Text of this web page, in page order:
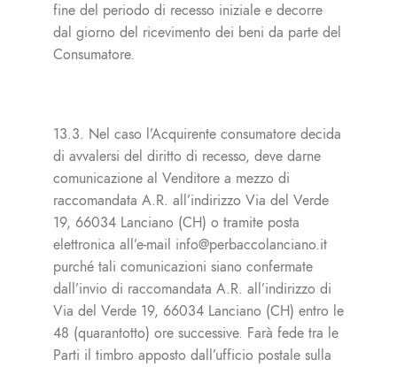
fine del periodo di recesso iniziale e decorre
dal giorno del ricevimento dei beni da parte del
Consumatore.
13.3. Nel caso l’Acquirente consumatore decida
di avvalersi del diritto di recesso, deve darne
comunicazione al Venditore a mezzo di
raccomandata A.R. all’indirizzo Via del Verde
19, 66034 Lanciano (CH) o tramite posta
elettronica all’e-mail info@perbaccolanciano.it
purché tali comunicazioni siano confermate
dall’invio di raccomandata A.R. all’indirizzo di
Via del Verde 19, 66034 Lanciano (CH) entro le
48 (quarantotto) ore successive. Farà fede tra le
Parti il timbro apposto dall’ufficio postale sulla